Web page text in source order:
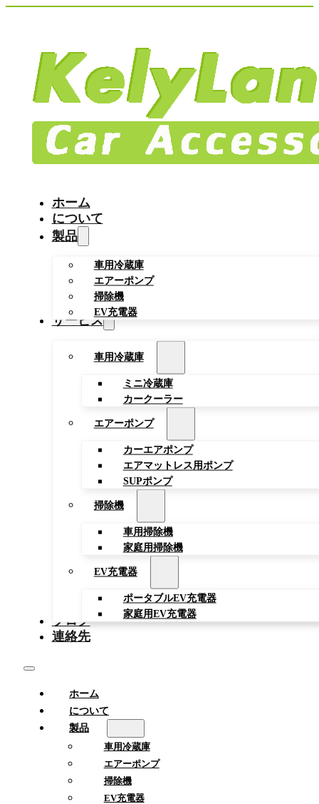
ホーム
について
製品
車用冷蔵庫
エアーポンプ
掃除機
EV充電器
サービス
車用冷蔵庫
ミニ冷蔵庫
カークーラー
エアーポンプ
カーエアポンプ
エアマットレス用ポンプ
SUPポンプ
掃除機
車用掃除機
家庭用掃除機
EV充電器
ポータブルEV充電器
家庭用EV充電器
ブログ
連絡先
ホーム
について
製品
車用冷蔵庫
エアーポンプ
掃除機
EV充電器